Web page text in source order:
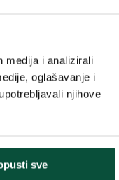
medija i analizirali
oglašavanje i
njihove
sve
drvce.
Jela.